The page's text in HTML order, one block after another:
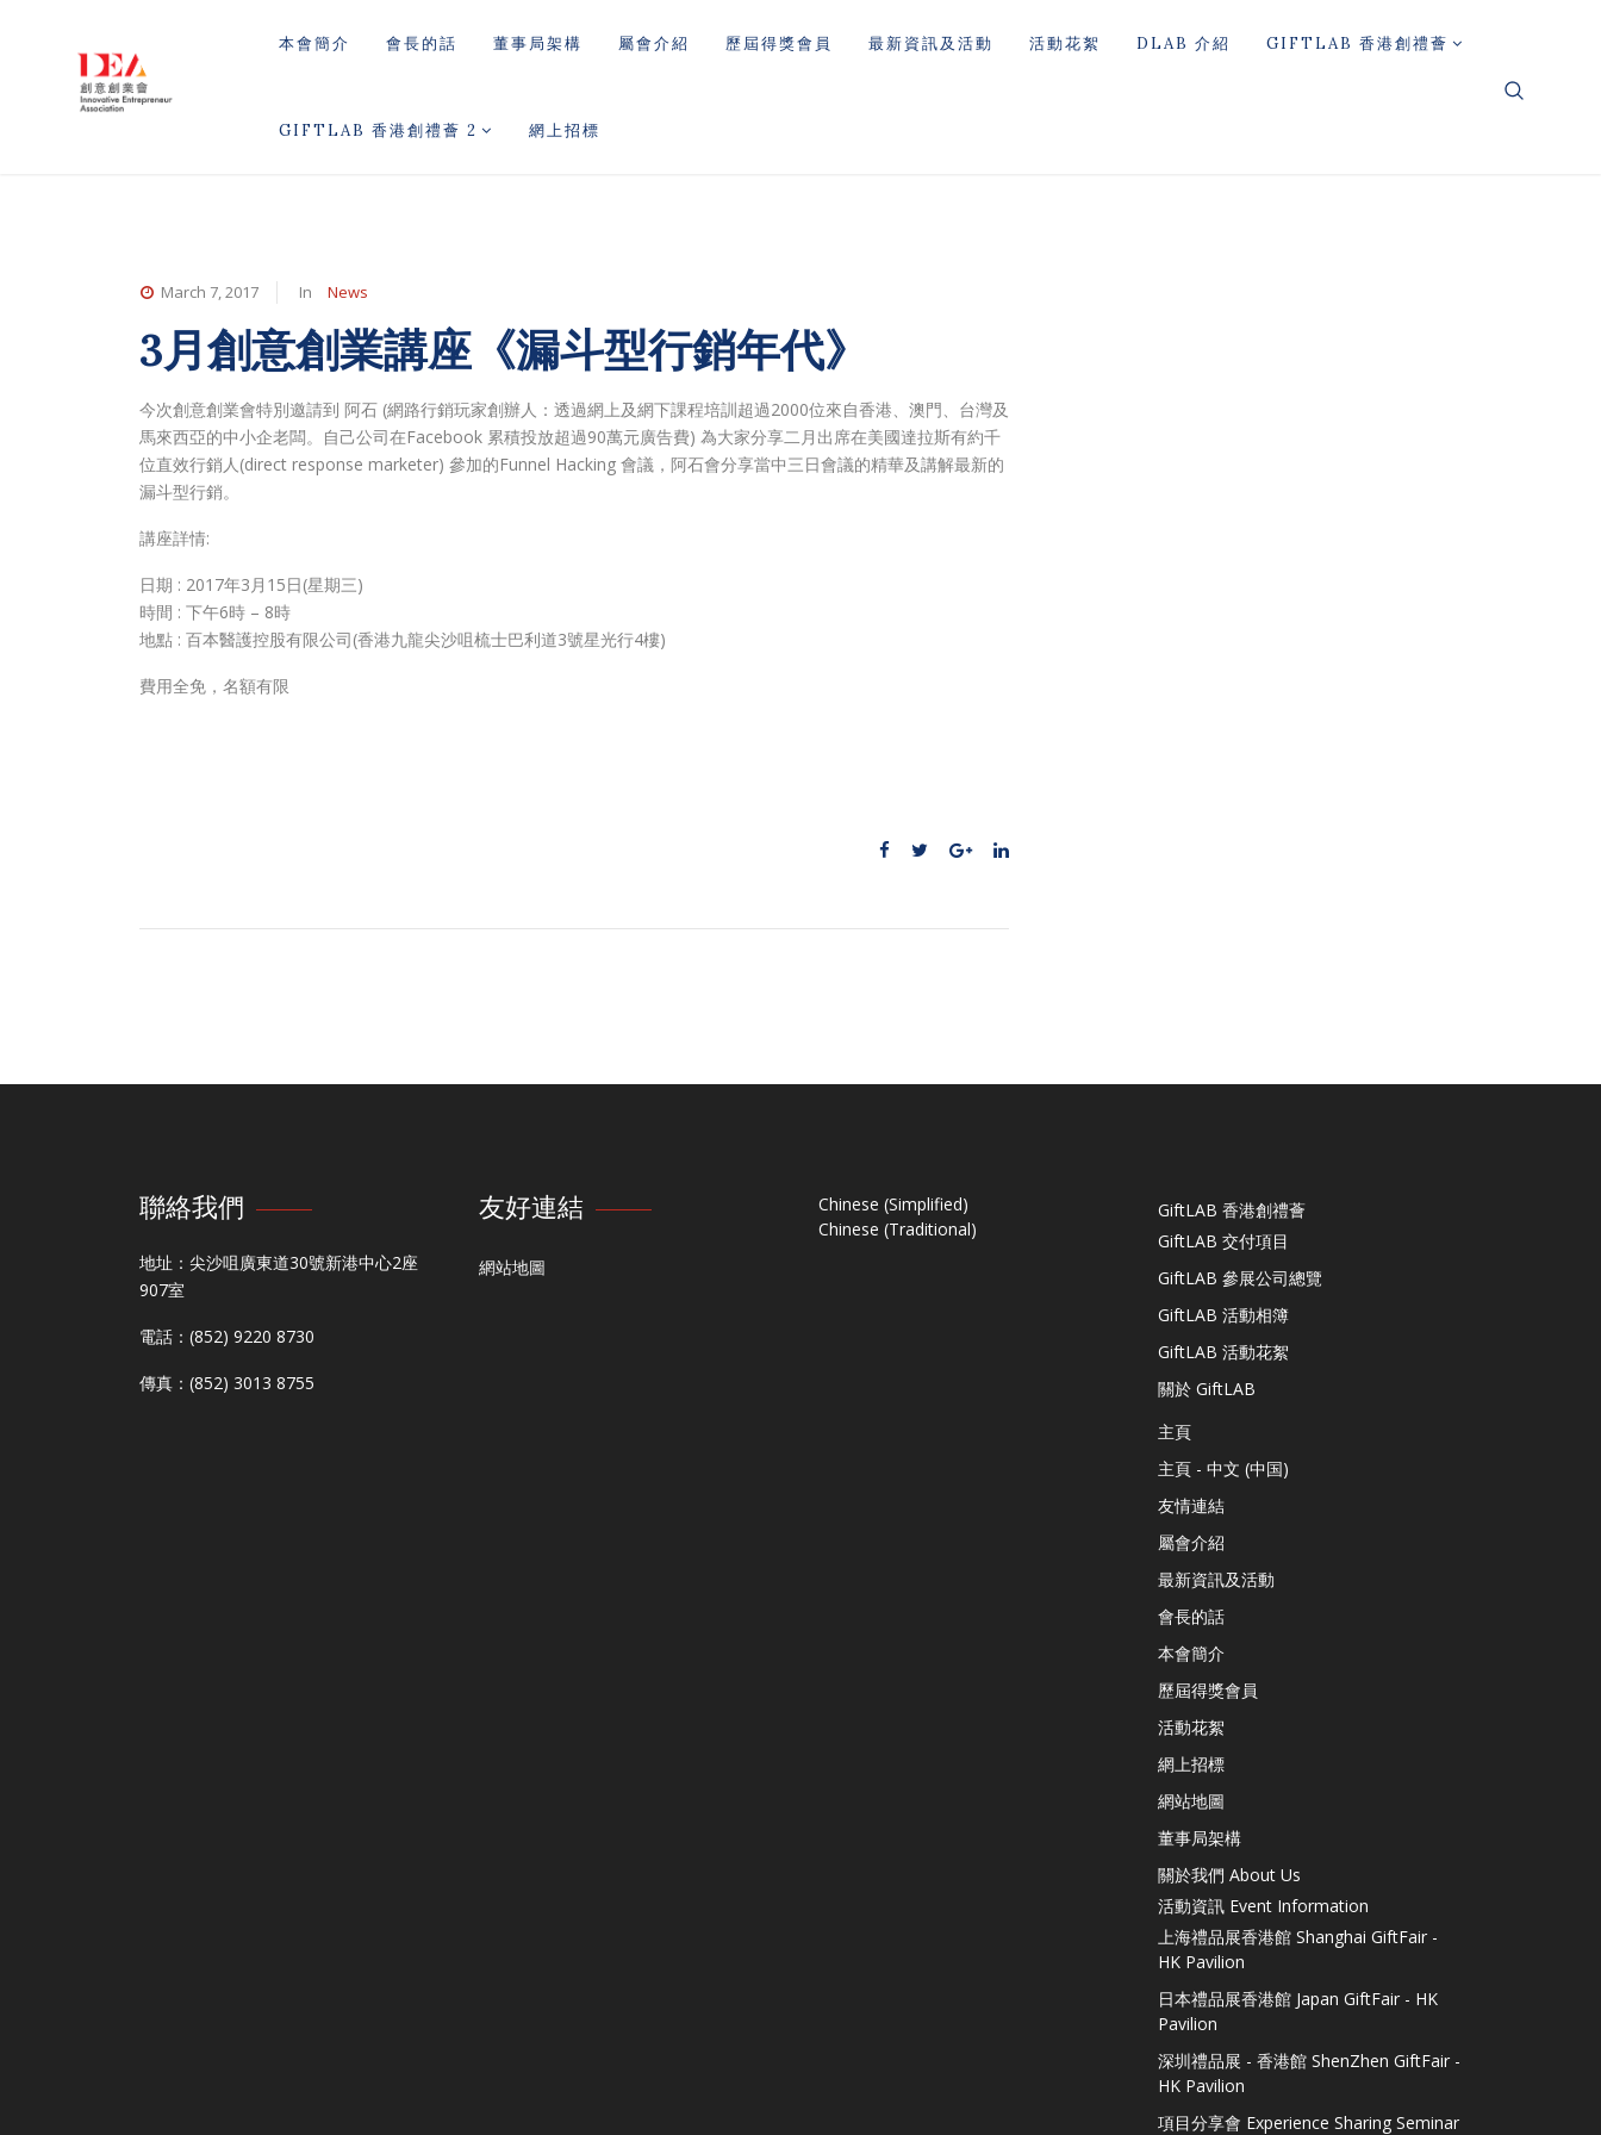
本會簡介 會長的話 董事局架構 屬會介紹 歷屆得獎會員 最新資訊及活動 活動花絮 DLAB 介紹 GIFTLAB 香港創禮薈
GIFTLAB 香港創禮薈 2 網上招標
March 7, 2017 In News
3月創意創業講座《漏斗型行銷年代》
今次創意創業會特別邀請到 阿石 (網路行銷玩家創辦人：透過網上及網下課程培訓超過2000位來自香港、澳門、台灣及
馬來西亞的中小企老闆。自己公司在Facebook 累積投放超過90萬元廣告費) 為大家分享二月出席在美國達拉斯有約千
位直效行銷人(direct response marketer) 參加的Funnel Hacking 會議，阿石會分享當中三日會議的精華及講解最新的
漏斗型行銷。
講座詳情:
日期 : 2017年3月15日(星期三)
時間 : 下午6時 – 8時
地點 : 百本醫護控股有限公司(香港九龍尖沙咀梳士巴利道3號星光行4樓)
費用全免，名額有限
聯絡我們
地址：尖沙咀廣東道30號新港中心2座
907室
電話：(852) 9220 8730
傳真：(852) 3013 8755
友好連結
網站地圖
Chinese (Simplified)
Chinese (Traditional)
GiftLAB 香港創禮薈
GiftLAB 交付項目
GiftLAB 參展公司總覽
GiftLAB 活動相簿
GiftLAB 活動花絮
關於 GiftLAB
主頁
主頁 - 中文 (中国)
友情連結
屬會介紹
最新資訊及活動
會長的話
本會簡介
歷屆得獎會員
活動花絮
網上招標
網站地圖
董事局架構
關於我們 About Us
活動資訊 Event Information
上海禮品展香港館 Shanghai GiftFair -
HK Pavilion
日本禮品展香港館 Japan GiftFair - HK
Pavilion
深圳禮品展 - 香港館 ShenZhen GiftFair -
HK Pavilion
項目分享會 Experience Sharing Seminar